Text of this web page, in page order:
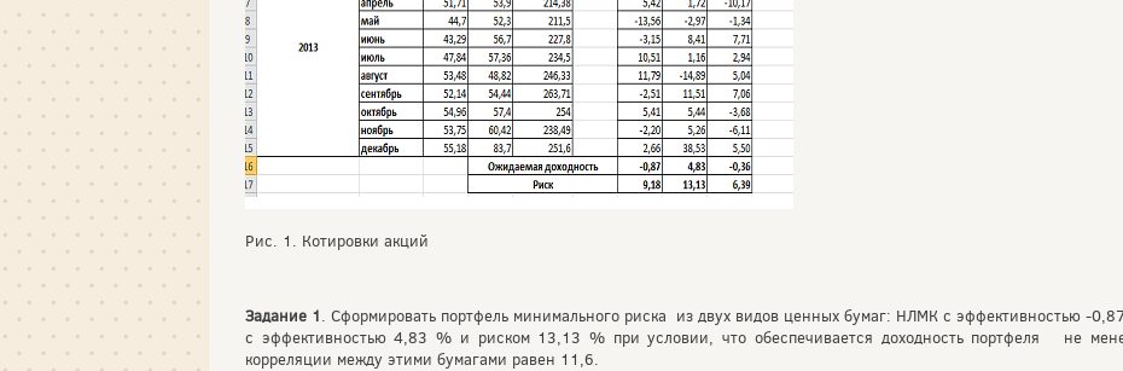
Рис. 1. Котировки акций
Задание 1. Сформировать портфель минимального риска из двух видов ценных бумаг: НЛМК с эффективностью -
с эффективностью 4,83 % и риском 13,13 % при условии, что обеспечивается доходность портфеля не
корреляции между этими бумагами равен 11,6.